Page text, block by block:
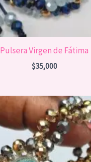
Pulsera Virgen de Fátima
$35,000